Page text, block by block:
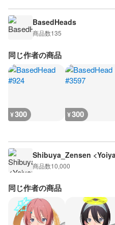
BasedHeads
商品数135
同じ作者の商品
¥300 ¥300
Shibuya_Zensen
商品数10,000
同じ作者の商品